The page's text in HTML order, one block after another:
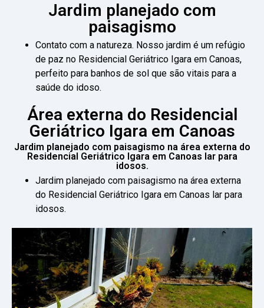
Jardim planejado com
paisagismo
Contato com a natureza. Nosso jardim é um refúgio
de paz no Residencial Geriátrico Igara em Canoas,
perfeito para banhos de sol que são vitais para a
saúde do idoso.
Área externa do Residencial
Geriátrico Igara em Canoas
Jardim planejado com paisagismo na área externa do
Residencial Geriátrico Igara em Canoas lar para
idosos.
Jardim planejado com paisagismo na área externa
do Residencial Geriátrico Igara em Canoas lar para
idosos.